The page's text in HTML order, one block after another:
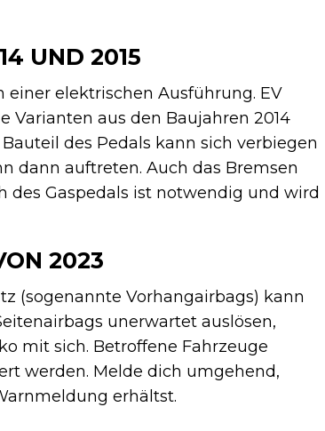
UND 2015
elektrischen Ausführung. EV
Varianten aus den Baujahren 2014
des Pedals kann sich verbiegen
dann auftreten. Auch das Bremsen
des Gaspedals ist notwendig und wird
2023
(sogenannte Vorhangairbags) kann
unerwartet auslösen,
mit sich. Betroffene Fahrzeuge
werden. Melde dich umgehend,
erhältst.